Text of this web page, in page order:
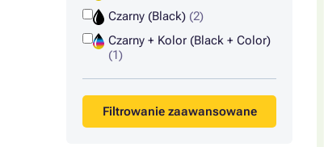
Czarny (Black) (2)
Czarny + Kolor (Black + Color)
(1)
Filtrowanie zaawansowane